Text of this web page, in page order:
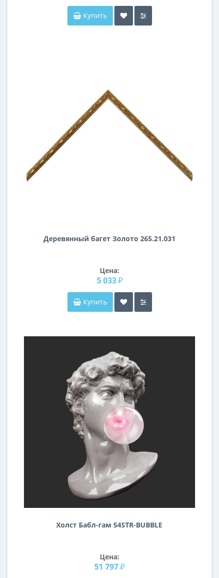
Купить
Деревянный багет Золото 265.21.031
Цена:
5 033 ₽
Купить
Холст Бабл-гам 54STR-BUBBLE
Цена:
51 797 ₽